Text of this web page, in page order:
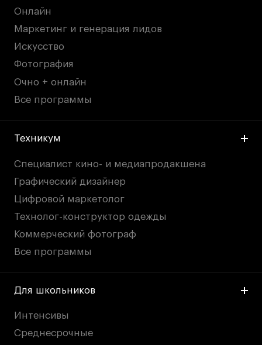
Онлайн
Маркетинг и генерация лидов
Искусство
Фотография
Очно + онлайн
Все программы
Техникум
Специалист кино- и медиапродакшена
Графический дизайнер
Цифровой маркетолог
Технолог-конструктор одежды
Коммерческий фотограф
Все программы
Для школьников
Интенсивы
Среднесрочные